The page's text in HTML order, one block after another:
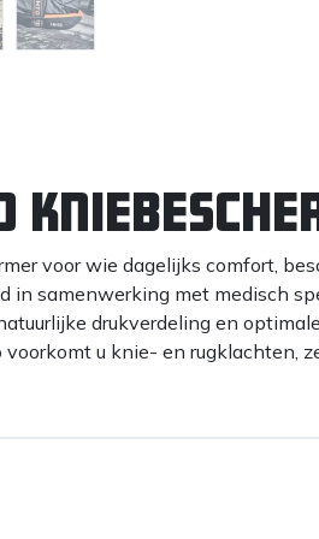
voor wie dagelijks comfort,
in samenwerking met medisch
drukverdeling en optimale
u knie- en rugklachten,
de FENTO